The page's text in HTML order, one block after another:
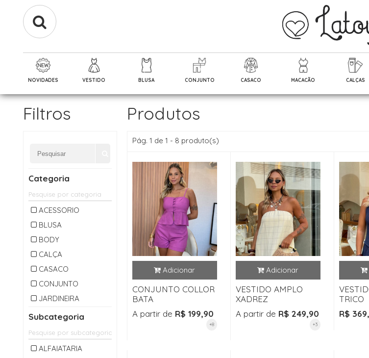
NOVIDADES VESTIDO BLUSA CONJUNTO CASACO MACACÃO CALÇAS
Filtros
Categoria
ACESSORIO
BLUSA
BODY
CALÇA
CASACO
CONJUNTO
JARDINEIRA
MACACAO
PARKA
Subcategoria
ALFAIATARIA
Produtos
Pág. 1 de 1 - 8 produto(s)
CONJUNTO COLLOR
BATA
A partir de R$ 199,90
+8
VESTIDO AMPLO
XADREZ
A partir de R$ 249,90
+3
TRICO
R$